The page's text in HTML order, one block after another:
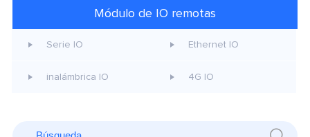
Módulo de IO remotas
Serie IO Ethernet IO
inalámbrica IO 4G lO